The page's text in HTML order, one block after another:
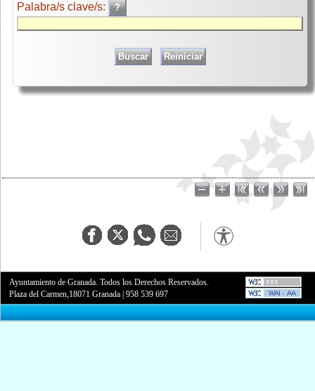
Palabra/s clave/s:
Ayuntamiento de Granada. Todos los Derechos Reservados.
Plaza del Carmen,18071 Granada |958 539 697